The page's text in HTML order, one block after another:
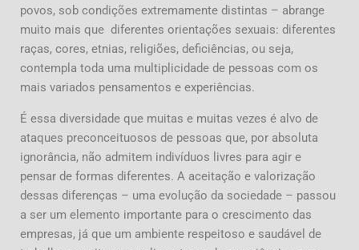
povos, sob condições extremamente distintas – abrange
muito mais que diferentes orientações sexuais: diferentes
raças, cores, etnias, religiões, deficiências, ou seja,
contempla toda uma multiplicidade de pessoas com os
mais variados pensamentos e experiências.
É essa diversidade que muitas e muitas vezes é alvo de
ataques preconceituosos de pessoas que, por absoluta
ignorância, não admitem indivíduos livres para agir e
pensar de formas diferentes. A aceitação e valorização
dessas diferenças – uma evolução da sociedade – passou
a ser um elemento importante para o crescimento das
empresas, já que um ambiente respeitoso e saudável de